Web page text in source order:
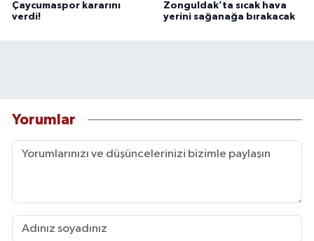
Çaycumaspor kararını
verdi!
Zonguldak’ta sıcak hava
yerini sağanağa bırakacak
Yorumlar